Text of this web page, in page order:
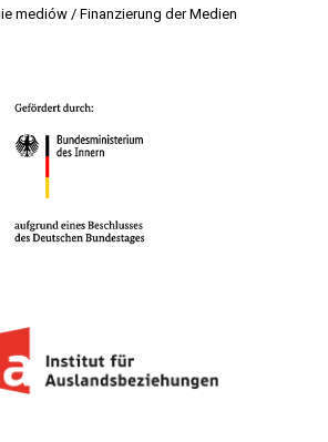
mediów / Finanzierung der Medien